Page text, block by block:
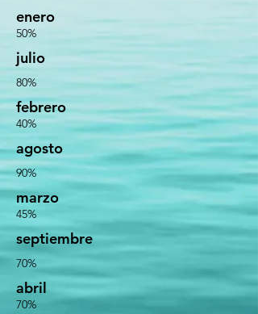
enero
50%
julio
80%
febrero
40%
agosto
90%
marzo
45%
septiembre
70%
abril
70%